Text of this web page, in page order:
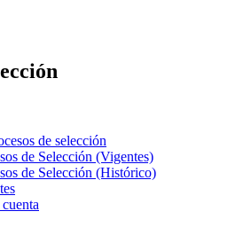
de selección
de Selección (Vigentes)
de Selección (Histórico)